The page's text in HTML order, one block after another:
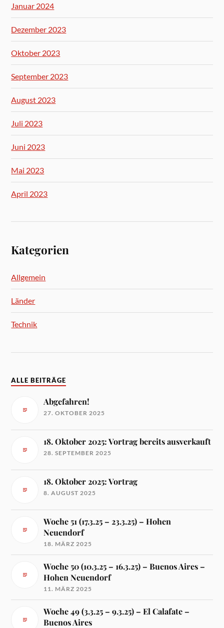
Januar 2024
Dezember 2023
Oktober 2023
September 2023
August 2023
Juli 2023
Juni 2023
Mai 2023
April 2023
Kategorien
Allgemein
Länder
Technik
ALLE BEITRÄGE
Abgefahren!
27. OKTOBER 2025
18. Oktober 2025: Vortrag bereits ausverkauft
28. SEPTEMBER 2025
18. Oktober 2025: Vortrag
8. AUGUST 2025
Woche 51 (17.3.25 – 23.3.25) – Hohen
Neuendorf
18. MÄRZ 2025
Woche 50 (10.3.25 – 16.3.25) – Buenos Aires –
Hohen Neuendorf
11. MÄRZ 2025
Woche 49 (3.3.25 – 9.3.25) – El Calafate –
Buenos Aires